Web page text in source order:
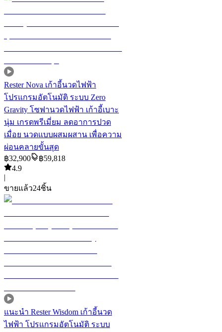
Rester Nova เก้าอี้นวดไฟฟ้า
โปรแกรมอัตโนมัติ ระบบ Zero
Gravity โซฟานวดไฟฟ้า เก้าอี้เบาะ
นุ่ม เกรดพรีเมี่ยม ลดอาการปวด
เมื่อย นวดแบบผสมผสาน เพื่อความ
ผ่อนคลายขั้นสุด
฿32,900 ฿59,818
4.9
|
ขายแล้ว24ชิ้น
แนะนำ Rester Wisdom เก้าอี้นวด
ไฟฟ้า โปรแกรมอัตโนมัติ ระบบ